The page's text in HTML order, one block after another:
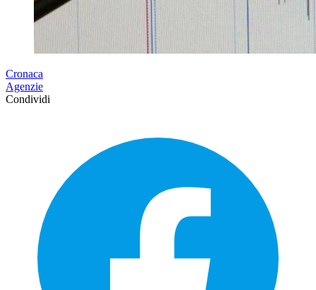
Cronaca
Agenzie
Condividi